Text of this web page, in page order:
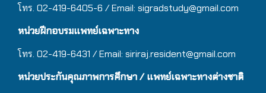
โทร. 02-419-6405-6 / Email: sigradstudy@gmail.com
หน่วยฝึกอบรมแพทย์เฉพาะทาง
โทร. 02-419-6431 / Email: siriraj.resident@gmail.com
หน่วยประกันคุณภาพการศึกษา / แพทย์เฉพาะทางต่างชาติ